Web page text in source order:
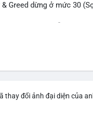
Greed dừng ở mức 30
USD lúc 08:19 UTC và
định stablecoin nội địa
Bybit truy xuất tài sản
thay đổi ảnh đại diện của